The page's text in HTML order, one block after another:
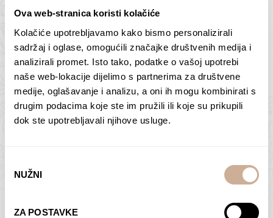
Ova web-stranica koristi kolačiće
Kolačiće upotrebljavamo kako bismo personalizirali
sadržaj i oglase, omogućili značajke društvenih medija i
analizirali promet. Isto tako, podatke o vašoj upotrebi
naše web-lokacije dijelimo s partnerima za društvene
medije, oglašavanje i analizu, a oni ih mogu kombinirati s
drugim podacima koje ste im pružili ili koje su prikupili
dok ste upotrebljavali njihove usluge.
pristanka
NUŽNI
ZA POSTAVKE
Butan – ljudi 2
75,00€ – 138,00€Raspon
cijena:
od
75,00 €
138,00 €
ODABERI OPCIJE
Antarktika – krajolik
2
75,00€ – 138,00€Raspon
cijena:
od
ODABERI OPCIJE
Dolac Moreškanti – sjena